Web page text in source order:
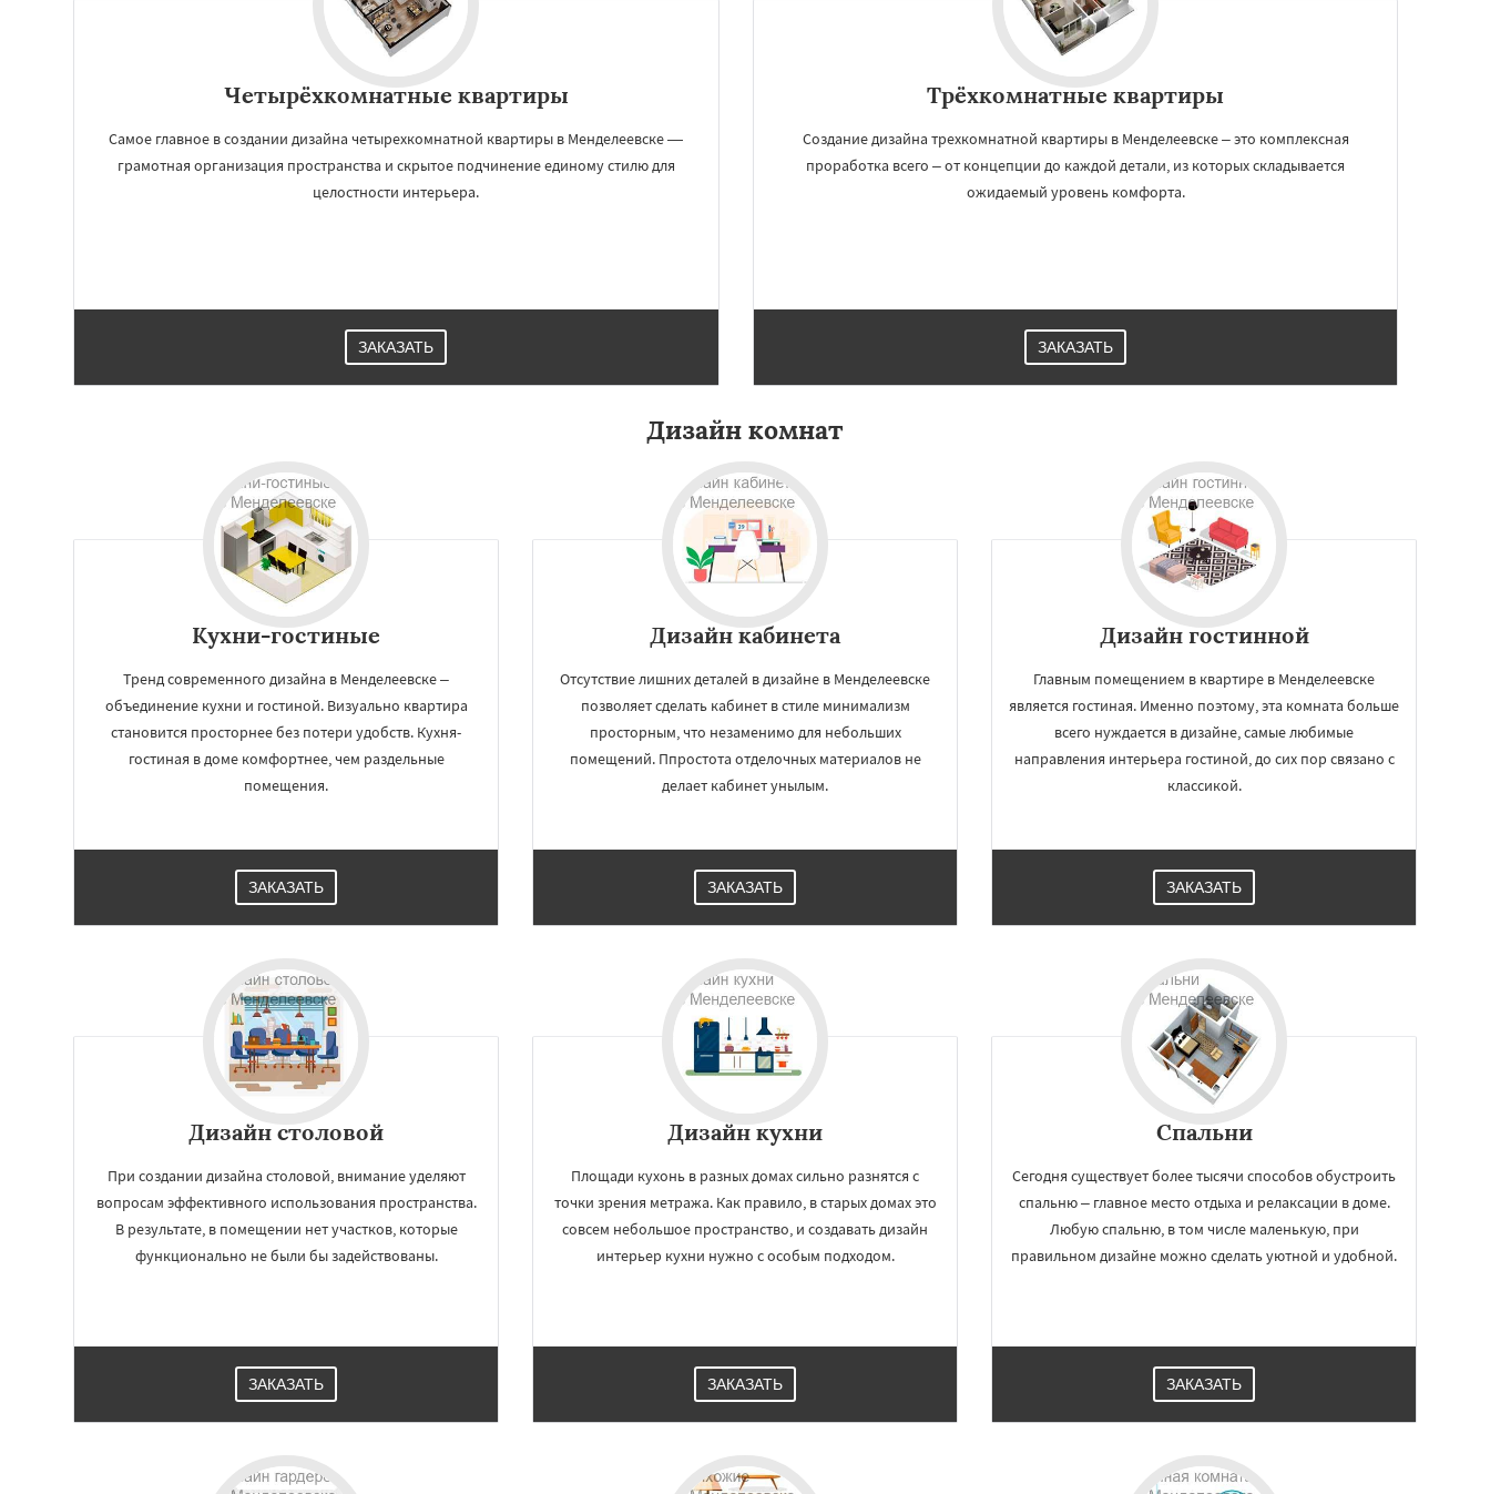
регионам
×
Черусти Шаховская
Четырёхкомнатные квартиры
Самое главное в создании дизайна четырехкомнатной квартиры в Менделеевске —
грамотная организация пространства и скрытое подчинение единому стилю для
целостности интерьера.
ЗАКАЗАТЬ
Трёхкомнатные квартиры
Создание дизайна трехкомнатной квартиры в Менделеевске – это комплексная
проработка всего – от концепции до каждой детали, из которых складывается
ожидаемый уровень комфорта.
ЗАКАЗАТЬ
Дизайн комнат
Кухни-гостиные
Тренд современного дизайна в Менделеевске –
объединение кухни и гостиной. Визуально квартира
становится просторнее без потери удобств. Кухня-
гостиная в доме комфортнее, чем раздельные
помещения.
ЗАКАЗАТЬ
Дизайн кабинета
Отсутствие лишних деталей в дизайне в Менделеевске
позволяет сделать кабинет в стиле минимализм
просторным, что незаменимо для небольших
помещений. Ппростота отделочных материалов не
делает кабинет унылым.
ЗАКАЗАТЬ
Дизайн гостинной
Главным помещением в квартире в Менделеевске
является гостиная. Именно поэтому, эта комната больше
всего нуждается в дизайне, самые любимые
направления интерьера гостиной, до сих пор связано с
классикой.
ЗАКАЗАТЬ
Дизайн cтоловой
При создании дизайна столовой, внимание уделяют
вопросам эффективного использования пространства.
В результате, в помещении нет участков, которые
функционально не были бы задействованы.
ЗАКАЗАТЬ
Дизайн кухни
Площади кухонь в разных домах сильно разнятся с
точки зрения метража. Как правило, в старых домах это
совсем небольшое пространство, и создавать дизайн
интерьер кухни нужно с особым подходом.
ЗАКАЗАТЬ
Спальни
Сегодня существует более тысячи способов обустроить
спальню – главное место отдыха и релаксации в доме.
Любую спальню, в том числе маленькую, при
правильном дизайне можно сделать уютной и удобной.
ЗАКАЗАТЬ
×
Даю согласие на обработку персональных данных